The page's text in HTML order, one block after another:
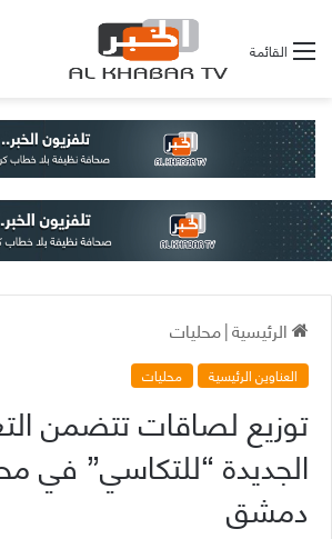
القائمة
الرئيسية|محليات
العناوين الرئيسية محليات
توزيع لصاقات تتضمن
الجديدة “للتكاسي” في
دمشق